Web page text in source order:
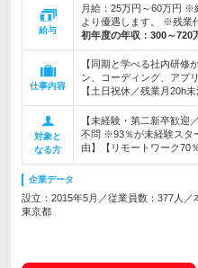
給与
月給：25万円～60万円 ※
より優遇します。 ※残業
初年度の年収： 300～720
仕事内容
【同期と学べる社内研修
ン、コーディング、アプ
【土日祝休／残業月20h未
対象と
なる方
【未経験・第二新卒歓
不問 ※93％が未経験スタ
由】【リモートワーク70％
企業データ
設立：2015年5月／従業員数：377人／
東京都